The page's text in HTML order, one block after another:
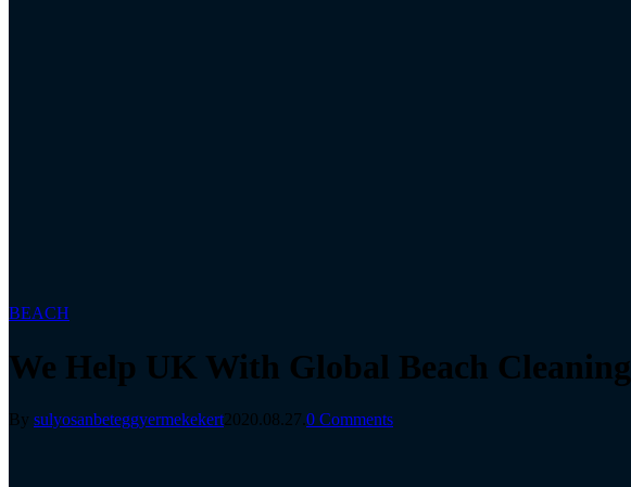
BEACH
We Help UK With Global Beach Cleaning
By sulyosanbeteggyermekekert2020.08.27.0 Comments